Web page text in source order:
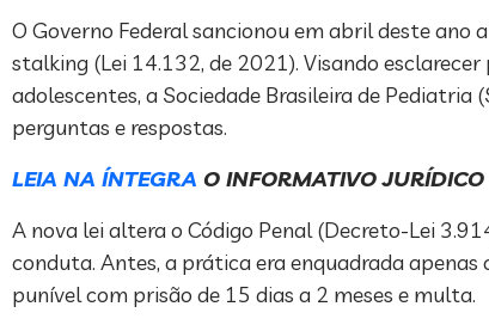
O Governo Federal sancionou em abril deste
stalking (Lei 14.132, de 2021). Visando
adolescentes, a Sociedade Brasileira de
perguntas e respostas.
LEIA NA ÍNTEGRA O INFORMATIVO
A nova lei altera o Código Penal (Decreto-Lei
conduta. Antes, a prática era enquadrada
punível com prisão de 15 dias a 2 meses e multa.